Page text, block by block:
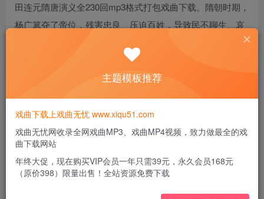
田连元隋唐演义全230回mp3格式打包戏曲下载。隋朝时期，
杨广篡夺了帝位，残害忠良、压迫百姓，导致民不聊生、哀
鸿遍野。在这样的背景下，反隋义军应运而生。以秦琼、徐
茂公、程咬金等人为首的四十六位英雄好汉决定联合起来，
立下血盟誓言，决心共同除掉暴君。
主题模板推荐
戏曲下载上戏曲无忧 www.xiqu51.com
戏曲无忧网收录全网戏曲MP3、戏曲MP4视频，致力做最全的戏
曲下载网站
年终大促，现在购买VIP会员一年只需39元，永久会员168元
（原价398）限量出售！全站资源免费下载